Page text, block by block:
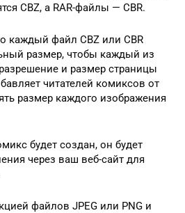
CBZ, а RAR-файлы — CBR.
каждый файл CBZ или CBR
размер, чтобы каждый из
и размер страницы
читателей комиксов от
размер каждого изображения
будет создан, он будет
через ваш веб-сайт для
файлов JPEG или PNG и